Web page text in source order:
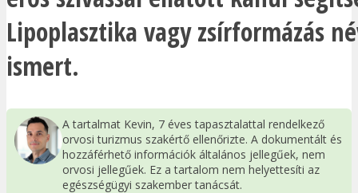
Lipoplasztika vagy zsírformázás
ismert.
A tartalmat Kevin, 7 éves tapasztalattal rendelkező
orvosi turizmus szakértő ellenőrizte. A dokumentált és
hozzáférhető információk általános jellegűek, nem
orvosi jellegűek. Ez a tartalom nem helyettesíti az
egészségügyi szakember tanácsát.